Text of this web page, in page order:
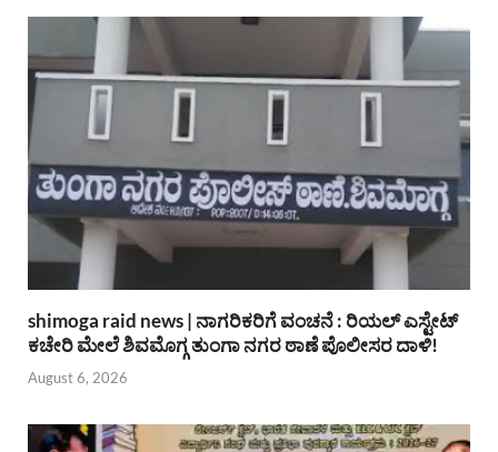
shimoga raid news | ನಾಗರಿಕರಿಗೆ ವಂಚನೆ : ರಿಯಲ್ ಎಸ್ಟೇಟ್
ಕಚೇರಿ ಮೇಲೆ ಶಿವಮೊಗ್ಗ ತುಂಗಾ ನಗರ ಠಾಣೆ ಪೊಲೀಸರ ದಾಳಿ!
August 6, 2026